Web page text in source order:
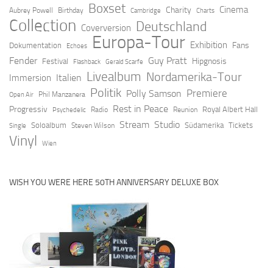
Aubrey Powell Birthday Boxset Cambridge Charity Charts Cinema
Collection Coverversion Deutschland
Dokumentation Echoes Europa-Tour Exhibition Fans
Fender Festival Flashback Gerald Scarfe Guy Pratt Hipgnosis
Immersion Italien Livealbum Nordamerika-Tour
Open Air Phil Manzanera Politik Polly Samson Premiere
Progressiv Psychedelic Radio Rest in Peace Reunion Royal Albert Hall
Single Soloalbum Steven Wilson Stream Studio Südamerika Tickets
Vinyl Wien
WISH YOU WERE HERE 50TH ANNIVERSARY DELUXE BOX